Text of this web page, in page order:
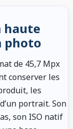
haute
photo
de 45,7 Mpx
conserver les
les
portrait. Son
son ISO natif